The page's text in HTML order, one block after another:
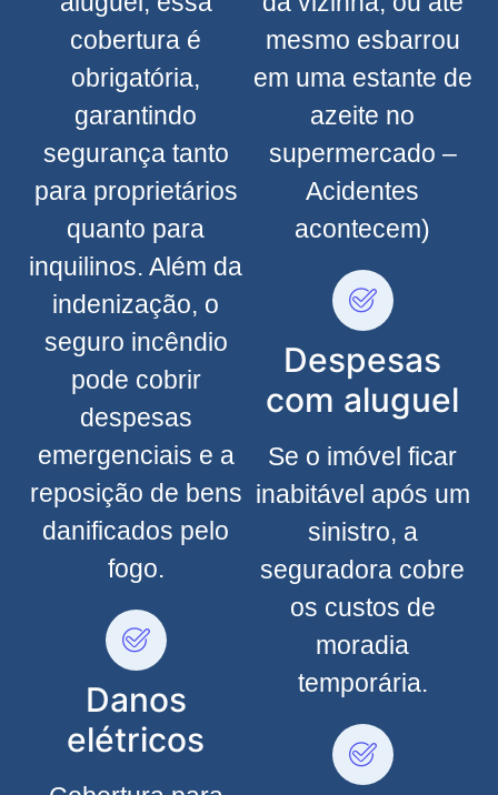
cobertura é
obrigatória,
garantindo
segurança tanto
para proprietários
quanto para
inquilinos. Além da
indenização, o
seguro incêndio
pode cobrir
despesas
emergenciais e a
reposição de bens
danificados pelo
fogo.
Danos
elétricos
mesmo esbarrou
em uma estante de
azeite no
supermercado –
Acidentes
acontecem)
Despesas
com aluguel
Se o imóvel ficar
inabitável após um
sinistro, a
seguradora cobre
os custos de
moradia
temporária.